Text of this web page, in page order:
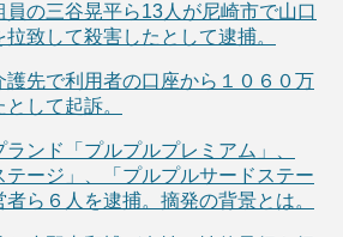
の三谷晃平ら13人が尼崎市で山口
致して殺害したとして逮捕。
護先で利用者の口座から１０６０万
して起訴。
ンド「プルプルプレミアム」、
テージ」、「プルプルサードステー
ら６人を逮捕。摘発の背景とは。